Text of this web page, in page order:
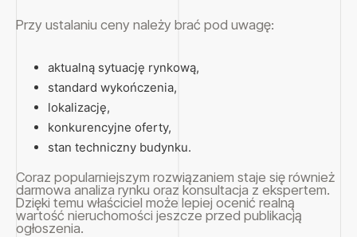
Przy ustalaniu ceny należy brać pod uwagę:
aktualną sytuację rynkową,
standard wykończenia,
lokalizację,
konkurencyjne oferty,
stan techniczny budynku.
Coraz popularniejszym rozwiązaniem staje się również
darmowa analiza rynku oraz konsultacja z ekspertem.
Dzięki temu właściciel może lepiej ocenić realną
wartość nieruchomości jeszcze przed publikacją
ogłoszenia.